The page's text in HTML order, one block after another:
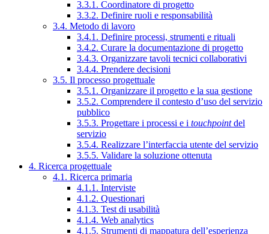
3.3.1. Coordinatore di progetto
3.3.2. Definire ruoli e responsabilità
3.4. Metodo di lavoro
3.4.1. Definire processi, strumenti e rituali
3.4.2. Curare la documentazione di progetto
3.4.3. Organizzare tavoli tecnici collaborativi
3.4.4. Prendere decisioni
3.5. Il processo progettuale
3.5.1. Organizzare il progetto e la sua gestione
3.5.2. Comprendere il contesto d’uso del servizio
pubblico
3.5.3. Progettare i processi e i touchpointdel
servizio
3.5.4. Realizzare l’interfaccia utente del servizio
3.5.5. Validare la soluzione ottenuta
4. Ricerca progettuale
4.1. Ricerca primaria
4.1.1. Interviste
4.1.2. Questionari
4.1.3. Test di usabilità
4.1.4. Web analytics
4.1.5. Strumenti di mappatura dell’esperienza